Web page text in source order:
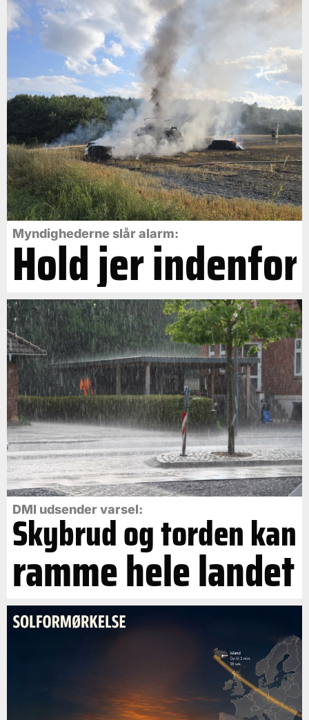
Myndighederne slår alarm:
Hold jer indenfor
DMI udsender varsel:
Skybrud og torden kan
ramme hele landet